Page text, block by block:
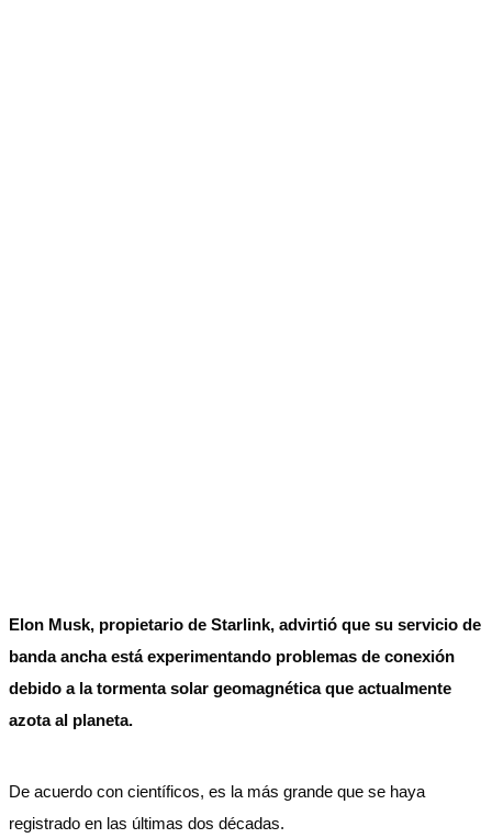
Elon Musk, propietario de Starlink, advirtió que su servicio de
banda ancha está experimentando problemas de conexión
debido a la tormenta solar geomagnética que actualmente
azota al planeta.
De acuerdo con científicos, es la más grande que se haya
registrado en las últimas dos décadas.